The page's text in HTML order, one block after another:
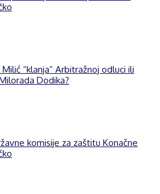
“klanja” Arbitražnoj odluci ili
Dodika?
komisije za zaštitu Konačne